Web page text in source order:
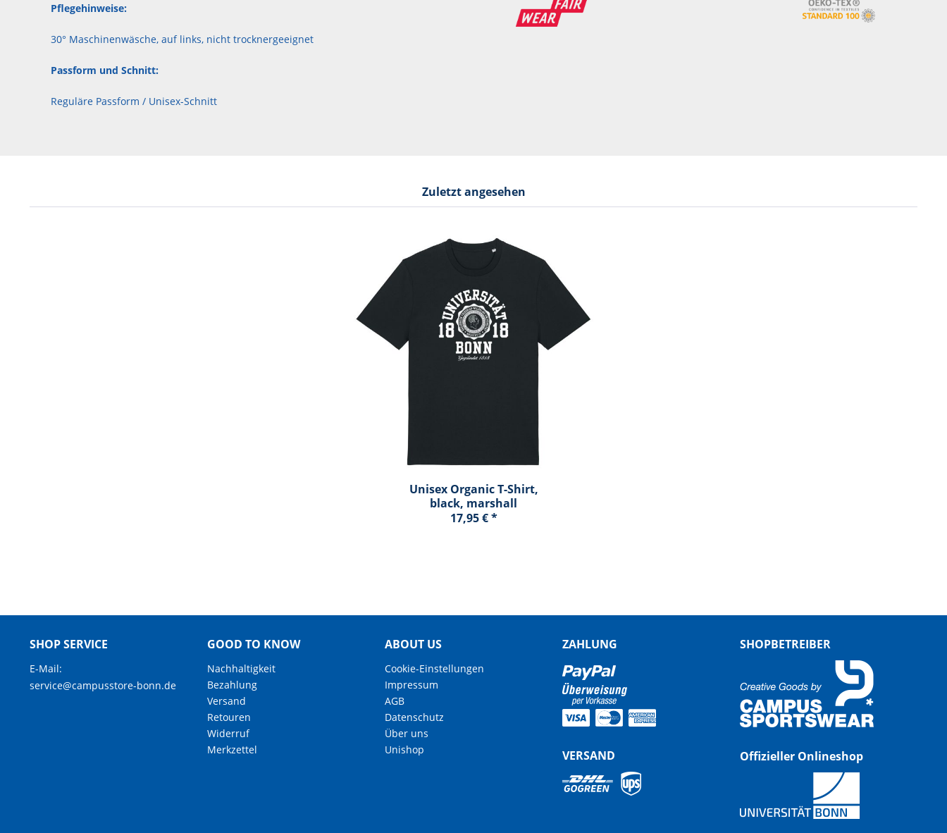
Pflegehinweise:
30° Maschinenwäsche, auf links, nicht trocknergeeignet
Passform und Schnitt:
Reguläre Passform / Unisex-Schnitt
Zuletzt angesehen
Unisex Organic T-Shirt,
black, marshall
17,95 € *
SHOP SERVICE
E-Mail:
service@campusstore-bonn.de
GOOD TO KNOW
Nachhaltigkeit
Bezahlung
Versand
Retouren
Widerruf
Merkzettel
ABOUT US
Cookie-Einstellungen
Impressum
AGB
Datenschutz
Über uns
Unishop
ZAHLUNG
VERSAND
SHOPBETREIBER
Offizieller Onlineshop